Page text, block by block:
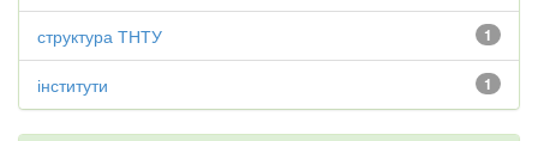
1
структура ТНТУ
1
інститути